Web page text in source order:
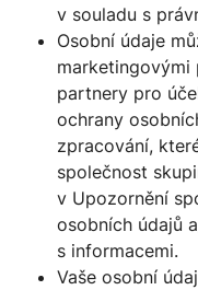
v souladu s
Osobní údaje
marketingovými
partnery pro
ochrany
zpracování,
společnost
v Upozornění
osobních údajů
s informacemi.
Vaše osobní